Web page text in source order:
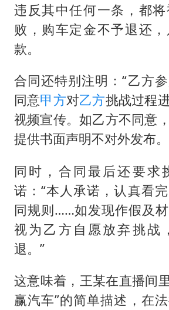
违反其中任何一条，都
败，购车定金不予退还
款。
合同还特别注明：“乙方
同意甲方对乙方挑战过程
视频宣传。如乙方不同意
提供书面声明不对外发布
同时，合同最后还要求
诺：“本人承诺，认真看
同规则……如发现作假及
视为乙方自愿放弃挑战
退。”
这意味着，王某在直播间
赢汽车”的简单描述，在